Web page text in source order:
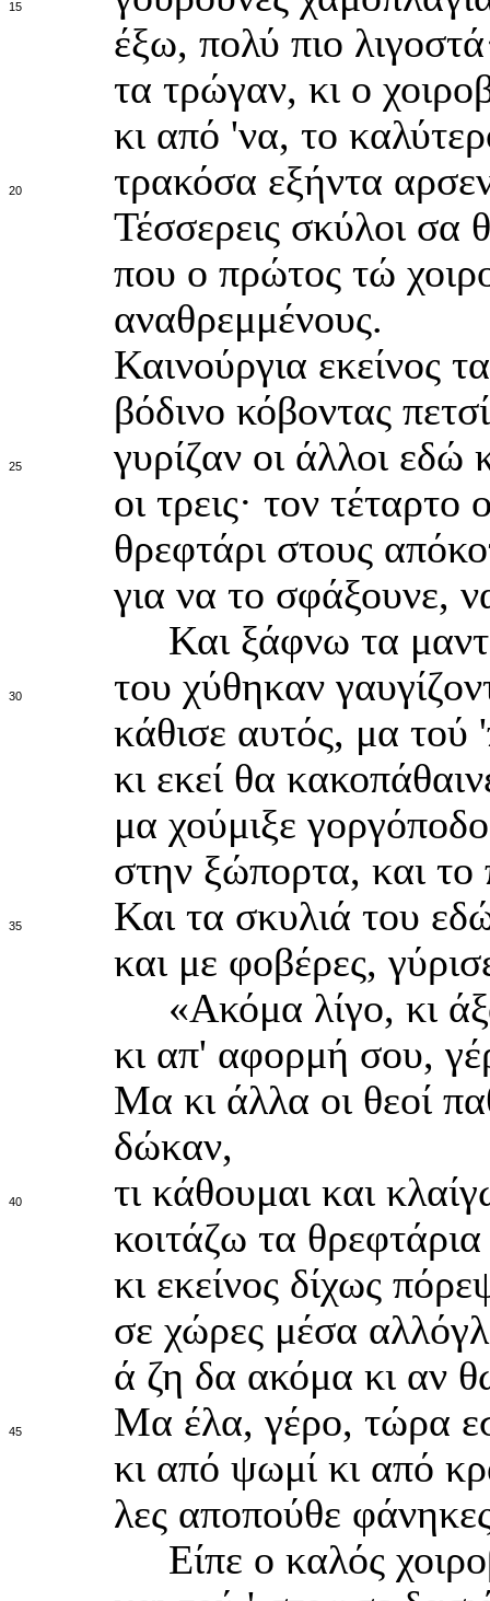
15
έξω, πολύ πιο
τα τρώγαν, κι ο
κι από 'να, το
20
τρακόσα εξήντα
Τέσσερεις σκύλοι σα
που ο πρώτος τώ
αναθρεμμένους.
Καινούργια εκείνος
βόδινο κόβοντας
25
γυρίζαν οι άλλοι εδώ
οι τρεις· τον
θρεφτάρι στους
για να το σφάξουνε,
Και ξάφνω τα
30
του χύθηκαν
κάθισε αυτός, μα τού
κι εκεί θα
μα χούμιξε
στην ξώπορτα, και το
35
Και τα σκυλιά του
και με φοβέρες,
«Ακόμα λίγο, κι
κι απ' αφορμή σου,
Μα κι άλλα οι θεοί
δώκαν,
40
τι κάθουμαι και
κοιτάζω τα
κι εκείνος δίχως
σε χώρες μέσα
ά ζη δα ακόμα κι αν
45
Μα έλα, γέρο, τώρα
κι από ψωμί κι από
λες αποπούθε
Είπε ο καλός